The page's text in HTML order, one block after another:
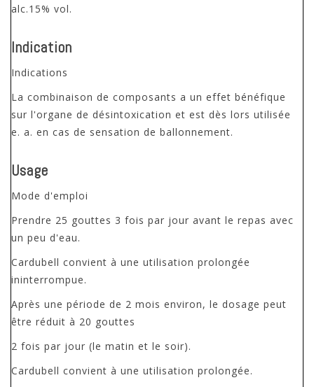
alc.15% vol.
Indication
Indications
La combinaison de composants a un effet bénéfique
sur l'organe de désintoxication et est dès lors utilisée
e. a. en cas de sensation de ballonnement.
Usage
Mode d'emploi
Prendre 25 gouttes 3 fois par jour avant le repas avec
un peu d'eau.
Cardubell convient à une utilisation prolongée
ininterrompue.
Après une période de 2 mois environ, le dosage peut
être réduit à 20 gouttes
2 fois par jour (le matin et le soir).
Cardubell convient à une utilisation prolongée.